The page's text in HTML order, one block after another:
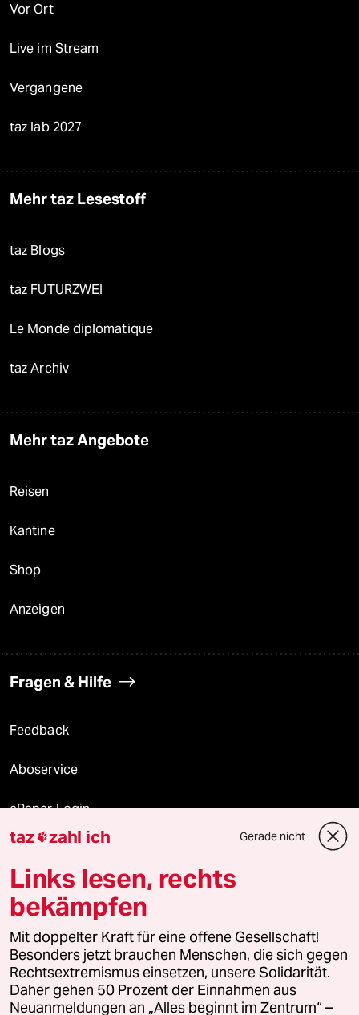
Vor Ort
Live im Stream
Vergangene
taz lab 2027
Mehr taz Lesestoff
taz Blogs
taz FUTURZWEI
Le Monde diplomatique
taz Archiv
Mehr taz Angebote
Reisen
Kantine
Shop
Anzeigen
Fragen & Hilfe
Feedback
Aboservice
ePaper Login
Downloads für Abonnierende
© 2026 taz Verlags und Vertriebs GmbH
Alle Rechte vorbehalten. Bei rechtlichen Fragen oder für Genehmigungen
wenden Sie sich bitte an
lizenzen@taz.de
Feedback Redaktionsstatut Kommune-Richtlinien
taz zahl ich Gerade nicht
Links lesen, rechts
bekämpfen
Mit doppelter Kraft für eine offene Gesellschaft!
Besonders jetzt brauchen Menschen, die sich gegen
Rechtsextremismus einsetzen, unsere Solidarität.
Daher gehen 50 Prozent der Einnahmen aus
Neuanmeldungen an „Alles beginnt im Zentrum“ –